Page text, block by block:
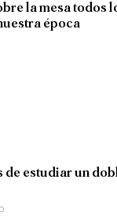
la mesa todos
época
de estudiar un